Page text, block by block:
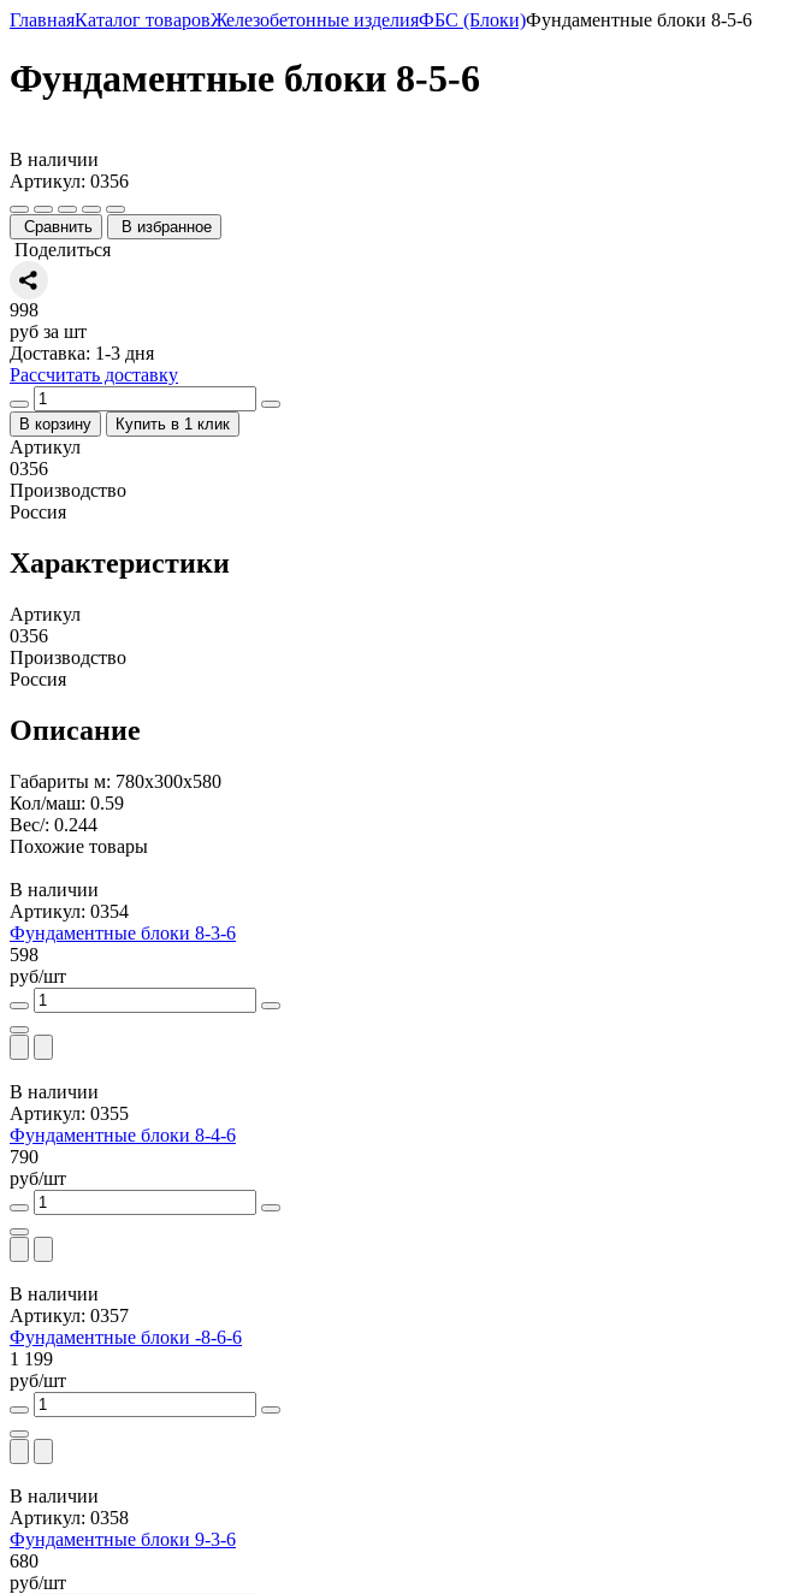
ГлавнаяКаталог товаровЖелезобетонные изделияФБС (Блоки)Фундаментные блоки 8-5-6
Фундаментные блоки 8-5-6
В наличии
Артикул: 0356
Сравнить В избранное
Поделиться
998
руб за шт
Доставка: 1-3 дня
Рассчитать доставку
В корзину Купить в 1 клик
Артикул
0356
Производство
Россия
Характеристики
Артикул
0356
Производство
Россия
Описание
Габариты м: 780x300x580
Кол/маш: 0.59
Вес/: 0.244
Похожие товары
В наличии
Артикул: 0354
Фундаментные блоки 8-3-6
598
руб/шт
В наличии
Артикул: 0355
Фундаментные блоки 8-4-6
790
руб/шт
В наличии
Артикул: 0357
Фундаментные блоки -8-6-6
1 199
руб/шт
В наличии
Артикул: 0358
Фундаментные блоки 9-3-6
680
руб/шт